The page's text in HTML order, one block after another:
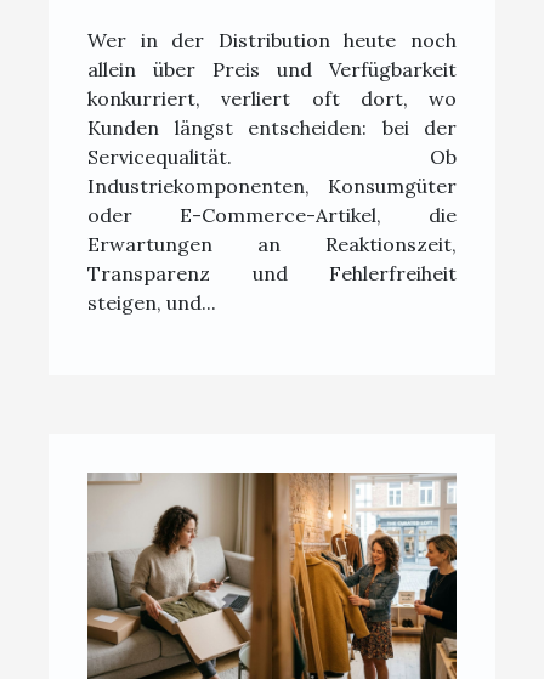
Wer in der Distribution heute noch
allein über Preis und Verfügbarkeit
konkurriert, verliert oft dort, wo
Kunden längst entscheiden: bei der
Servicequalität. Ob
Industriekomponenten, Konsumgüter
oder E-Commerce-Artikel, die
Erwartungen an Reaktionszeit,
Transparenz und Fehlerfreiheit
steigen, und...